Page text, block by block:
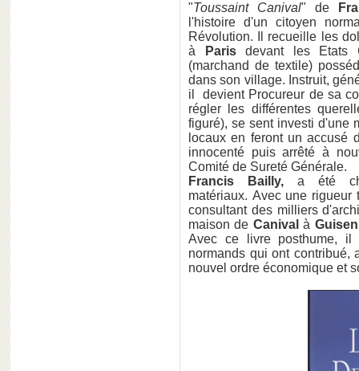
"Toussaint Canival" de
l'histoire d'un citoyen
Révolution. Il recueille les
à
Parisdevant les Etats
(marchand de textile)
dans son village. Instruit,
il devient Procureur de sa
régler les différentes
figuré), se sent investi d'une
locaux en feront un accusé
innocenté puis arrêté à
Comité de Sureté Générale.
Francis Bailly,a été
matériaux. Avec une
consultant des milliers
maison de Canivalà
Avec ce livre posthume,
normands qui ont contribué,
nouvel ordre économique et